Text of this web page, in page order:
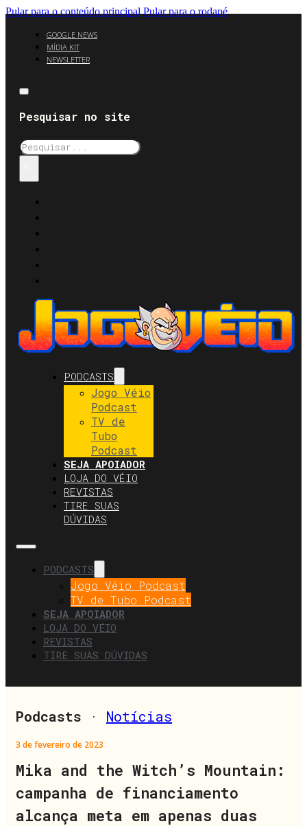
Pular para o conteúdo principal Pular para o rodapé
GOOGLE NEWS
MÍDIA KIT
NEWSLETTER
Pesquisar no site
Pesquisar
PODCASTS
Jogo Véio
Podcast
TV de
Tubo
Podcast
SEJA APOIADOR
LOJA DO VÉIO
REVISTAS
TIRE SUAS
DÚVIDAS
PODCASTS
Jogo Véio Podcast
TV de Tubo Podcast
SEJA APOIADOR
LOJA DO VÉIO
REVISTAS
TIRE SUAS DÚVIDAS
Podcasts · Notícias
3 de fevereiro de 2023
Mika and the Witch’s Mountain:
campanha de financiamento
alcança meta em apenas duas